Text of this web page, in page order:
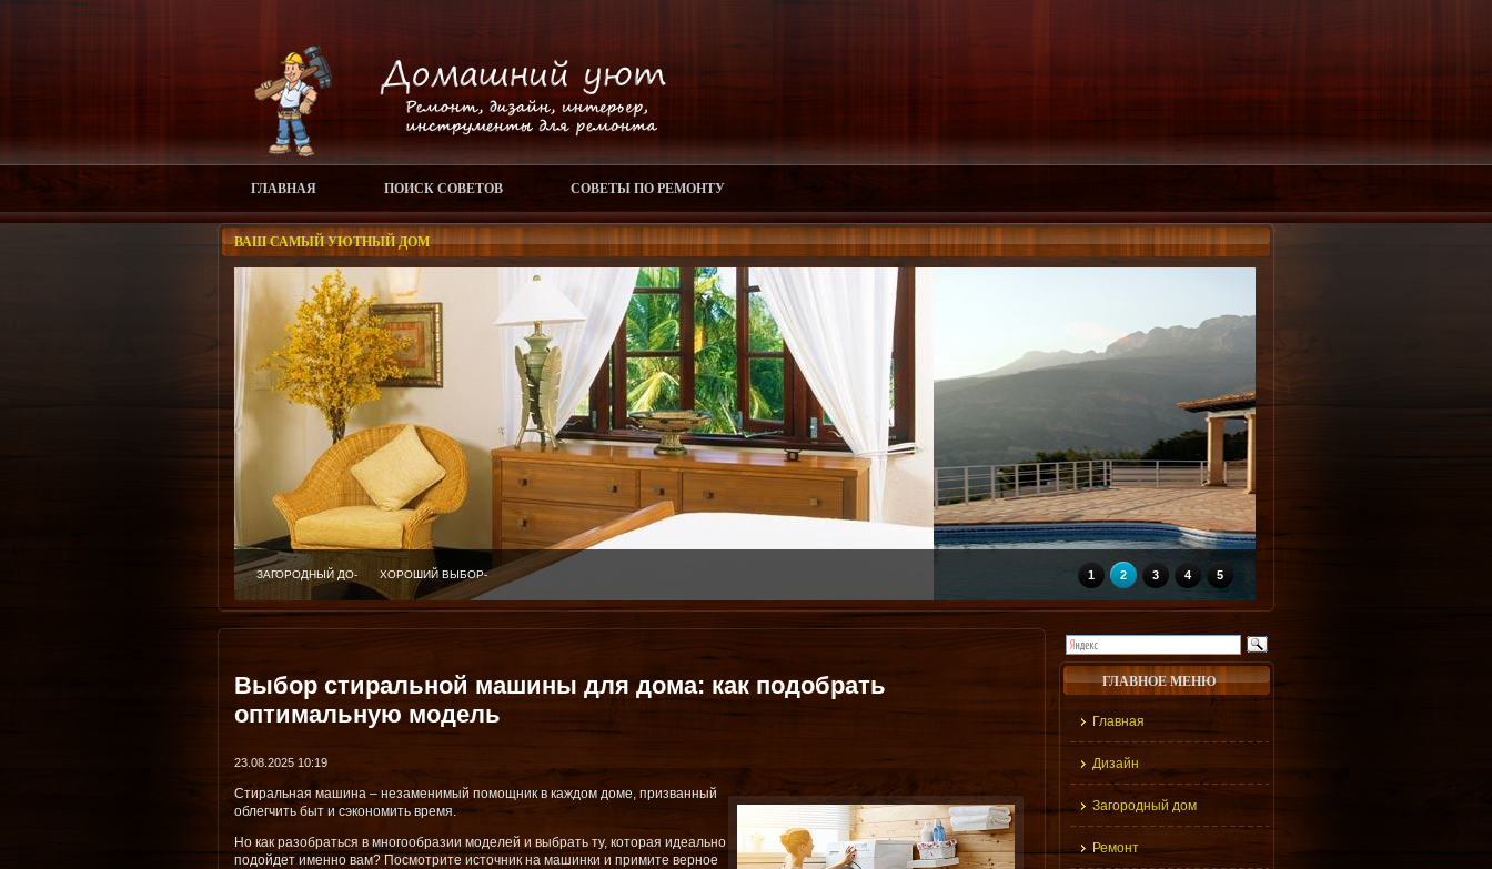
ГЛАВНАЯ ПОИСК СОВЕТОВ СОВЕТЫ ПО РЕМОНТУ
ВАШ САМЫЙ УЮТНЫЙ ДОМ
ЗАГОРОДНЫЙ ДОМ ХОРОШИЙ ВЫБОР ДЛЯ ОТЛИЧНОГО ОТДЫХА 1 2 3 4 5
Выбор стиральной машины для дома: как подобрать
оптимальную модель
23.08.2025 10:19
Стиральная машина – незаменимый помощник в каждом доме, призванный
облегчить быт и сэкономить время.
Но как разобраться в многообразии моделей и выбрать ту, которая идеально
подойдет именно вам? Посмотрите источник на машинки и примите верное
ГЛАВНОЕ МЕНЮ
Главная
Дизайн
Загородный дом
Ремонт